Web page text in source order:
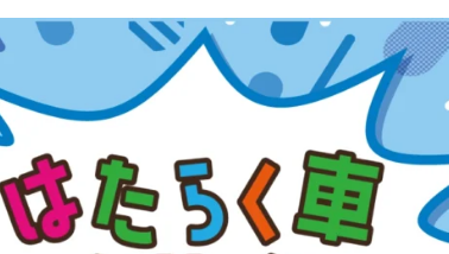
モデルハウスインフォメーション